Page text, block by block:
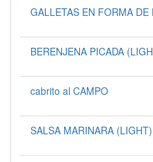
GALLETAS EN FORMA DE
BERENJENA PICADA
cabrito al CAMPO
SALSA MARINARA (LIGHT)